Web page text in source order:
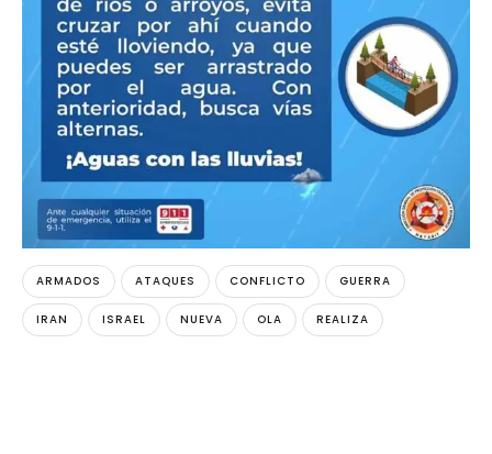
ARMADOS ATAQUES CONFLICTO GUERRA
IRAN ISRAEL NUEVA OLA REALIZA